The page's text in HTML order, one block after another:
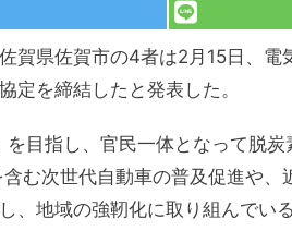
賀県佐賀市の4者は2月15日、電
定を締結したと発表した。
目指し、官民一体となって脱炭
む次世代自動車の普及促進や、
、地域の強靭化に取り組んでいる